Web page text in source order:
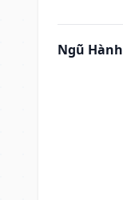
Ngũ Hành